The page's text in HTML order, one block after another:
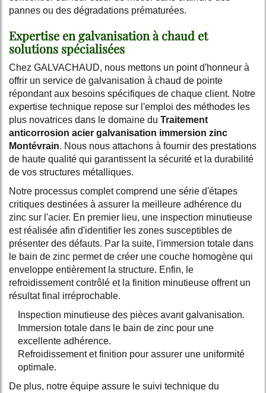
pannes ou des dégradations prématurées.
Expertise en galvanisation à chaud et
solutions spécialisées
Chez GALVACHAUD, nous mettons un point d'honneur à
offrir un service de galvanisation à chaud de pointe
répondant aux besoins spécifiques de chaque client. Notre
expertise technique repose sur l'emploi des méthodes les
plus novatrices dans le domaine du Traitement
anticorrosion acier galvanisation immersion zinc
Montévrain. Nous nous attachons à fournir des prestations
de haute qualité qui garantissent la sécurité et la durabilité
de vos structures métalliques.
Notre processus complet comprend une série d'étapes
critiques destinées à assurer la meilleure adhérence du
zinc sur l'acier. En premier lieu, une inspection minutieuse
est réalisée afin d'identifier les zones susceptibles de
présenter des défauts. Par la suite, l'immersion totale dans
le bain de zinc permet de créer une couche homogène qui
enveloppe entièrement la structure. Enfin, le
refroidissement contrôlé et la finition minutieuse offrent un
résultat final irréprochable.
Inspection minutieuse des pièces avant galvanisation.
Immersion totale dans le bain de zinc pour une
excellente adhérence.
Refroidissement et finition pour assurer une uniformité
optimale.
De plus, notre équipe assure le suivi technique du